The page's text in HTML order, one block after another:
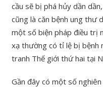
cầu sẽ bị phá hủy dần
cũng là căn bệnh ung thư
một số biện pháp điều trị
xạ thường có tỉ lệ bị bệnh
tranh Thế giới thứ hai tại
Gần đây có một số